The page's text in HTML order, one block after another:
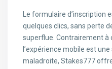
Le formulaire d’inscription
quelques clics, sans perte
superflue. Contrairement
l’expérience mobile est
maladroite, Stakes777